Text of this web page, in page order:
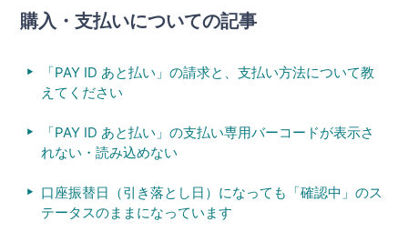
購入・支払いについての記事
「PAY ID あと払い」の請求と、支払い方法について教
えてください
「PAY ID あと払い」の支払い専用バーコードが表示さ
れない・読み込めない
口座振替日（引き落とし日）になっても「確認中」のス
テータスのままになっています